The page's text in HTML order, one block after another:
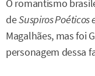
O romantismo
deSuspiros Poéticos
Magalhães, mas foi
personagem dessa